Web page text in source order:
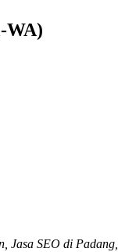
WA)
Jasa SEO di